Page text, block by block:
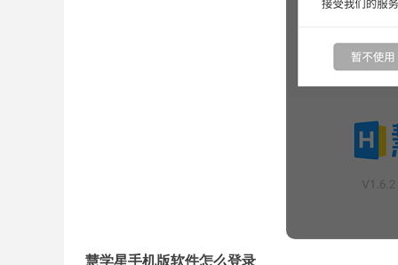
慧学星手机版软件怎么登录